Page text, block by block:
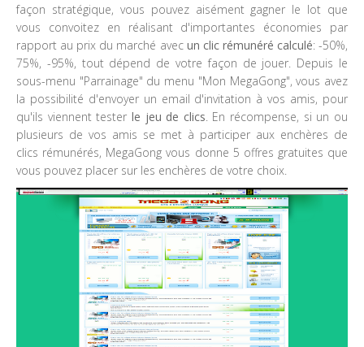
façon stratégique, vous pouvez aisément gagner le lot que
vous convoitez en réalisant d'importantes économies par
rapport au prix du marché avec un clic rémunéré calculé: -50%,
75%, -95%, tout dépend de votre façon de jouer. Depuis le
sous-menu "Parrainage" du menu "Mon MegaGong", vous avez
la possibilité d'envoyer un email d'invitation à vos amis, pour
qu'ils viennent tester le jeu de clics. En récompense, si un ou
plusieurs de vos amis se met à participer aux enchères de
clics rémunérés, MegaGong vous donne 5 offres gratuites que
vous pouvez placer sur les enchères de votre choix.